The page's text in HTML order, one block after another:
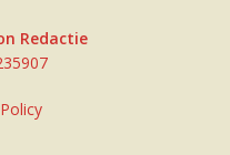
Redactie